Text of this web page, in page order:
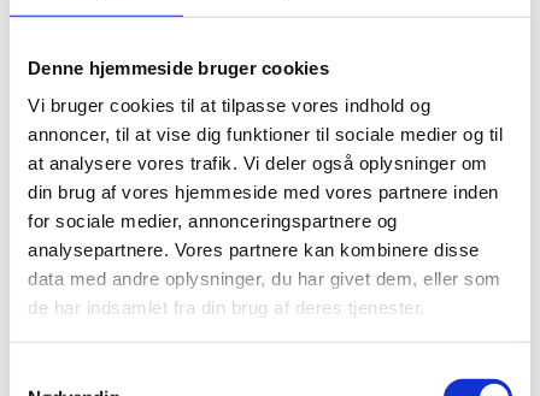
Denne hjemmeside bruger cookies
Vi bruger cookies til at tilpasse vores indhold og
annoncer, til at vise dig funktioner til sociale medier og til
at analysere vores trafik. Vi deler også oplysninger om
din brug af vores hjemmeside med vores partnere inden
for sociale medier, annonceringspartnere og
analysepartnere. Vores partnere kan kombinere disse
data med andre oplysninger, du har givet dem, eller som
de har indsamlet fra din brug af deres tjenester.
Lokale boligforhold i
København og omegn
København og omegn har mange forskellige boligtyper,
og det påvirker valget af ventilator. En løsning, der
fungerer godt i et parcelhus i Hvidovre, er ikke
nødvendigvis den rigtige i en etageejendom på Vesterbro